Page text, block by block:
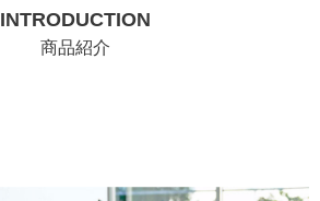
INTRODUCTION
商品紹介